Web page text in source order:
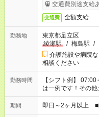
交通費別途支給
交通費 全額支給
勤務地
東京都足立区
綾瀬駅
/ 梅島駅 /
介護施設や病院
相談ください
勤務時間
【シフト例】 07:00
は一例です！その他
期間 即日～2ヶ月以上 ■